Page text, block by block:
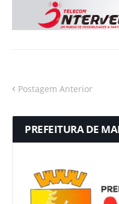
Postagem Anterior
PREFEITURA DE